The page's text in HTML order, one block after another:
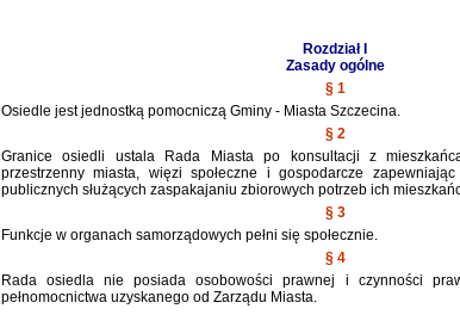
Rozdział I
Zasady ogólne
§ 1
Osiedle jest jednostką pomocniczą Gminy - Miasta Szczecina.
§ 2
Granice osiedli ustala Rada Miasta po konsultacji z
przestrzenny miasta, więzi społeczne i gospodarcze
publicznych służących zaspakajaniu zbiorowych potrzeb ich
§ 3
Funkcje w organach samorządowych pełni się społecznie.
§ 4
Rada osiedla nie posiada osobowości prawnej i czynności
pełnomocnictwa uzyskanego od Zarządu Miasta.